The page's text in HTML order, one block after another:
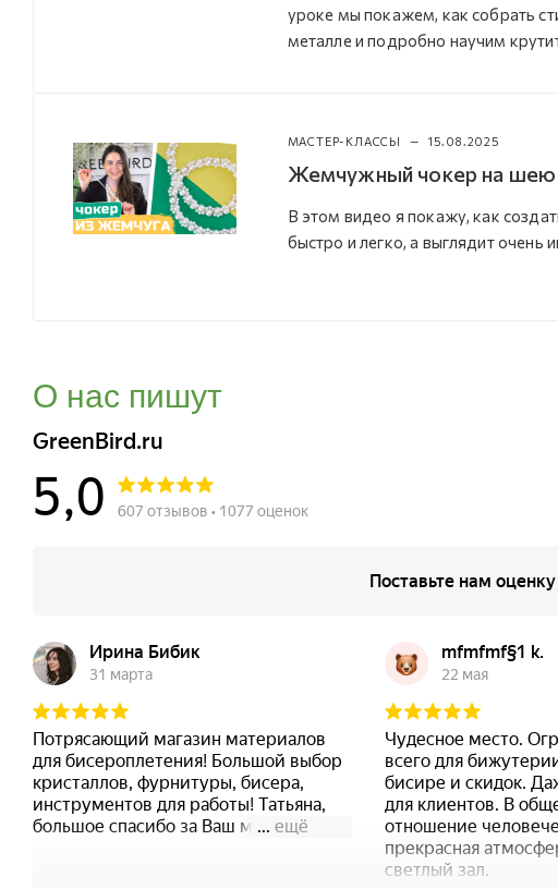
уроке мы покажем, как собрать
металле и подробно научим
МАСТЕР-КЛАССЫ — 15.08.2025
Жемчужный чокер на шею
В этом видео я покажу, как
быстро и легко, а выглядит
О нас пишут